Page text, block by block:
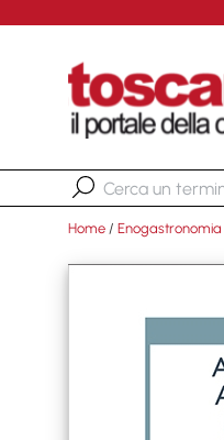
Home / Enogastronomia